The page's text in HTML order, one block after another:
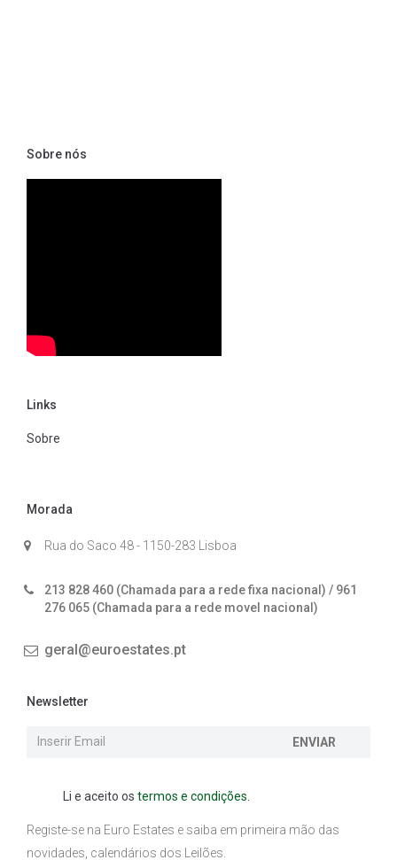
Sobre nós
Links
Sobre
Morada
Rua do Saco 48 - 1150-283 Lisboa
213 828 460 (Chamada para a rede fixa nacional) / 961
276 065 (Chamada para a rede movel nacional)
geral@euroestates.pt
Newsletter
ENVIAR
Li e aceito os termos e condições.
Registe-se na Euro Estates e saiba em primeira mão das
novidades, calendários dos Leilões.